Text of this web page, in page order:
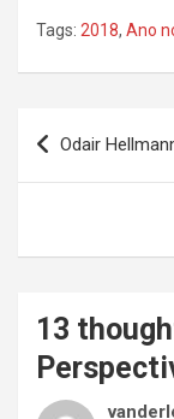
Tags: 2018, Ano
Navegação
de
Odair
13